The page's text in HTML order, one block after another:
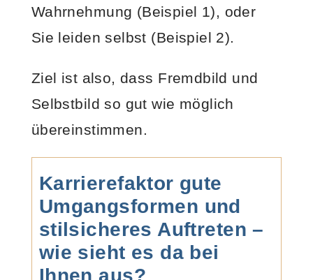
Wahrnehmung (Beispiel 1), oder
Sie leiden selbst (Beispiel 2).
Ziel ist also, dass Fremdbild und
Selbstbild so gut wie möglich
übereinstimmen.
Karrierefaktor gute
Umgangsformen und
stilsicheres Auftreten –
wie sieht es da bei
Ihnen aus?